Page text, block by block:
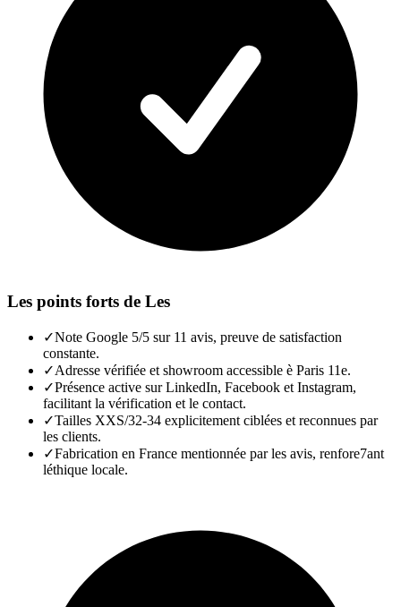
Les points forts de Les
✓Note Google 5/5 sur 11 avis, preuve de satisfaction
constante.
✓Adresse vérifiée et showroom accessible è Paris 11e.
✓Présence active sur LinkedIn, Facebook et Instagram,
facilitant la vérification et le contact.
✓Tailles XXS/32-34 explicitement ciblées et reconnues par
les clients.
✓Fabrication en France mentionnée par les avis, renfore7ant
léthique locale.